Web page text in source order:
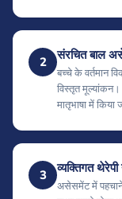
2 संरचित बाल
बच्चे के वर्तमान
विस्तृत
मातृभाषा में किया
3 व्यक्तिगत थेरेपी
असेसमेंट में पहचाने